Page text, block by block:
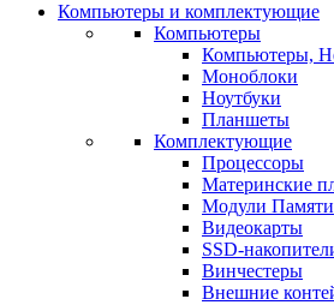
Компьютеры и комплектующие
Компьютеры
Компьютеры,
Моноблоки
Ноутбуки
Планшеты
Комплектующие
Процессоры
Материнские
Модули Памяти
Видеокарты
SSD-
Винчестеры
Внешние